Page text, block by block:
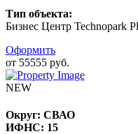
Тип объекта:
Бизнес Центр Technopark
Оформить
от 55555 руб.
NEW
Округ: СВАО
ИФНС: 15